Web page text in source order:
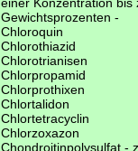
Gewichtsprozenten -
Chloroquin
Chlorothiazid
Chlorotrianisen
Chlorpropamid
Chlorprothixen
Chlortalidon
Chlortetracyclin
Chlorzoxazon
Chondroitinpolysulfat -